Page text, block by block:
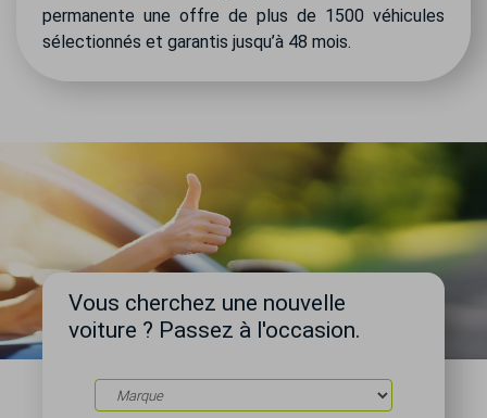
permanente une offre de plus de 1500 véhicules
sélectionnés et garantis jusqu’à 48 mois.
Vous cherchez une nouvelle
voiture ? Passez à l'occasion.